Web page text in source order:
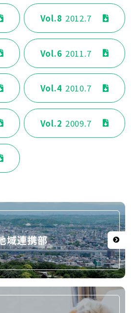
Vol.8 2012.7
Vol.6 2011.7
Vol.4 2010.7
Vol.2 2009.7
域連携部